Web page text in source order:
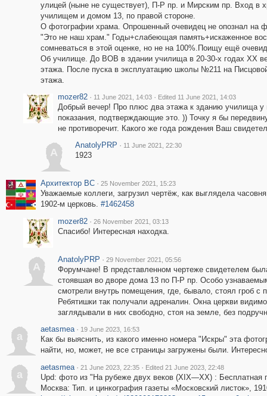
улицей (ныне не существует), П-Р пр. и Мирским пр. Вход в
училищем и домом 13, по правой стороне.
О фотографии храма. Опрошенный очевидец не опознал на
"Это не наш храм." Годы+слабеющая память+искаженное
сомневаться в этой оценке, но не на 100%.Поищу ещё
Об училище. До ВОВ в здании училища в 20-30-х годах ХХ
этажа. После пуска в эксплуатацию школы №211 на
этажа.
mozer82 · 11 June 2021, 14:03 · Edited 11 June 2021, 14:03
Добрый вечер! Про плюс два этажа к зданию училища у
показания, подтверждающие это. )) Точку я бы
не противоречит. Какого же года рождения Ваш
A
AnatolyPRP · 11 June 2021, 22:30
1923
Архитектор ВС · 25 November 2021, 15:23
Уважаемые коллеги, загрузил чертёж, как выглядела
1902-м церковь. #1462458
mozer82 · 26 November 2021, 03:13
Спасибо! Интересная находка.
A
AnatolyPRP · 29 November 2021, 05:56
Форумчане! В представленном чертеже свидетелем
стоявшая во дворе дома 13 по П-Р пр. Особо
смотрели внутрь помещения, где, бывало, стоял гроб с
Ребятишки так получали адреналин. Окна церкви
заглядывали в них свободно, стоя на земле, без
a
aetasmea · 19 June 2023, 16:53
Как бы выяснить, из какого именно номера "Искры" эта
найти, но, может, не все страницы загружены были.
a
aetasmea · 21 June 2023, 22:35 · Edited 21 June 2023, 22:48
Upd: фото из "На рубеже двух веков (XIX—XX) : Бесплатная
Москва: Тип. и цинкография газеты «Московский листок»,